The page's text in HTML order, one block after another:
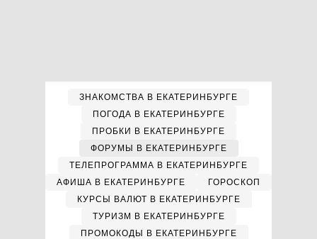
ЗНАКОМСТВА В ЕКАТЕРИНБУРГЕ
ПОГОДА В ЕКАТЕРИНБУРГЕ
ПРОБКИ В ЕКАТЕРИНБУРГЕ
ФОРУМЫ В ЕКАТЕРИНБУРГЕ
ТЕЛЕПРОГРАММА В ЕКАТЕРИНБУРГЕ
АФИША В ЕКАТЕРИНБУРГЕ
ГОРОСКОП
КУРСЫ ВАЛЮТ В ЕКАТЕРИНБУРГЕ
ТУРИЗМ В ЕКАТЕРИНБУРГЕ
ПРОМОКОДЫ В ЕКАТЕРИНБУРГЕ